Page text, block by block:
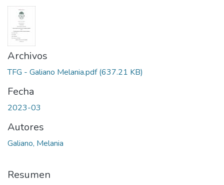
Archivos
TFG - Galiano Melania.pdf(637.21 KB)
Fecha
2023-03
Autores
Galiano, Melania
Resumen